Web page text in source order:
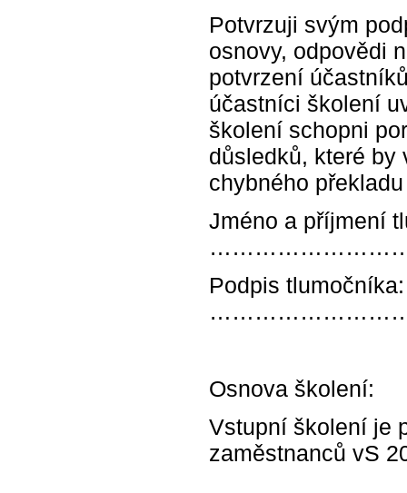
Potvrzuji svým
osnovy, odpovědi
potvrzení
účastníci školení
školení schopni
důsledků, které by
chybného
Jméno a příjmení
Podpis tlumočníka:
Osnova školení:
Vstupní školení je
zaměstnanců vS